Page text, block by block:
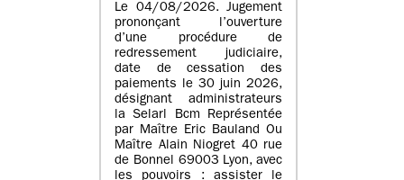
Le 04/08/2026. Jugement
prononçant l’ouverture
d’une procédure de
redressement judiciaire,
date de cessation des
paiements le 30 juin 2026,
désignant administrateurs
la Selarl Bcm Représentée
par Maître Eric Bauland Ou
Maître Alain Niogret 40 rue
de Bonnel 69003 Lyon, avec
les pouvoirs : assister le